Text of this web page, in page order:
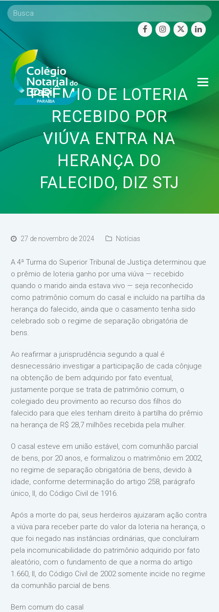
facebookinstagram
twitter
PRÊMIO DE LOTERIA
RECEBIDO POR
VIÚVA ENTRA NA
HERANÇA DO
FALECIDO, DIZ STJ
27 de novembro de 2024 Notícias
A 4ª Turma do Superior Tribunal de Justiça determinou que
o prêmio de loteria ganho por uma viúva — recebido
quando o marido ainda estava vivo — seja reconhecido
como patrimônio comum do casal e incluído na partilha da
herança do falecido, ainda que o casamento tenha sido
celebrado sob o regime de separação obrigatória de
bens.
Ao reafirmar a jurisprudência segundo a qual é
desnecessário investigar a participação de cada cônjuge
na obtenção de bem adquirido por fato eventual,
justamente porque se trata de patrimônio comum, o
colegiado deu provimento ao recurso dos filhos do
falecido para que eles tenham direito à partilha do prêmio
na herança de R$ 28,7 milhões recebida pela mulher.
O casal esteve em união estável, com comunhão parcial
de bens, por 20 anos, e formalizou o matrimônio em 2002,
no regime de separação obrigatória de bens, devido à
idade, conforme determinação do artigo 258, parágrafo
único, II, do Código Civil de 1916.
Após a morte do pai, seus herdeiros ajuizaram ação contra
a viúva para receber parte do valor da loteria na herança, o
que foi negado nas instâncias ordinárias, que concluíram
pela incomunicabilidade do patrimônio adquirido por fato
aleatório, com o fundamento de que a norma do artigo
1.660, II, do Código Civil de 2002 somente incide no regime
da comunhão parcial de bens.
Bem comum do casal